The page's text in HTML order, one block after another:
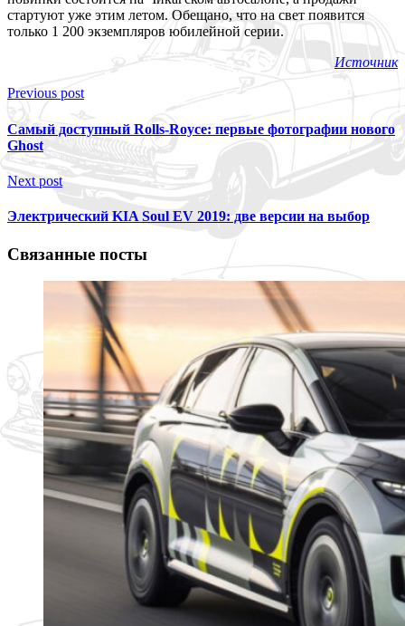
стартуют уже этим летом. Обещано, что на свет появится
только 1 200 экземпляров юбилейной серии.
Источник
Previous post
Самый доступный Rolls-Royce: первые фотографии нового
Ghost
Next post
Электрический KIA Soul EV 2019: две версии на выбор
Связанные посты